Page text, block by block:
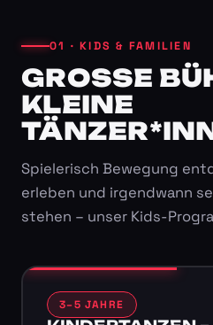
01 · KIDS & FAMILIEN
GROSSE
LEINE T
Spielerisch Bewegung
erleben und irgendwann
stehen – unser Kids-
3–5 JAHRE